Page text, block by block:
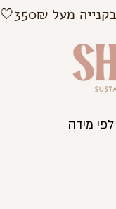
מעל 350₪🤍
לפי מידה